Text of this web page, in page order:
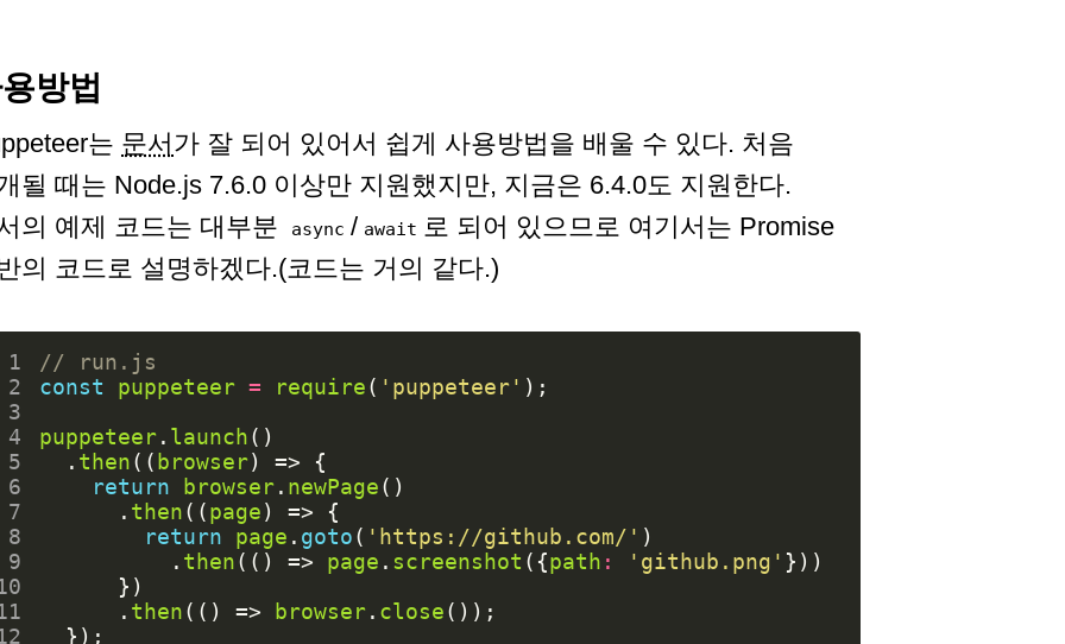
방법
는 문서 가 잘 되어 있어서 쉽게 사용방법을 배울 수 있다. 처음
될 때는 Node.js 7.6.0 이상만 지원했지만, 지금은 6.4.0도 지원한다.
의 예제 코드는 대부분
async / await 로 되어 있으므로 여기서는 Promise
의 코드로 설명하겠다.(코드는 거의 같다.)
1
2
const puppeteer = require( 'puppeteer' );
3
4
puppeteer. launch()
5
. then((browser) =>
{
6
return browser. newPage()
7
. then((page) =>
{
8
return page . goto( 'https://github.com/' )
9
. then(() => page . screenshot ({path : 'github.png' }))
})
. then(() => browser. close());
});